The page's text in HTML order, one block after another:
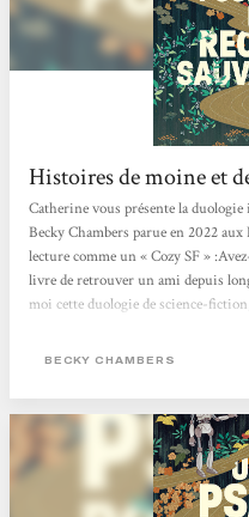
Histoires de moine et
Catherine vous présente la
Becky Chambers parue en 2022
lecture comme un « Cozy SF »
livre de retrouver un ami depuis
moi cette duologie de science-
amitié poignante nait et
BECKY CHAMBERS